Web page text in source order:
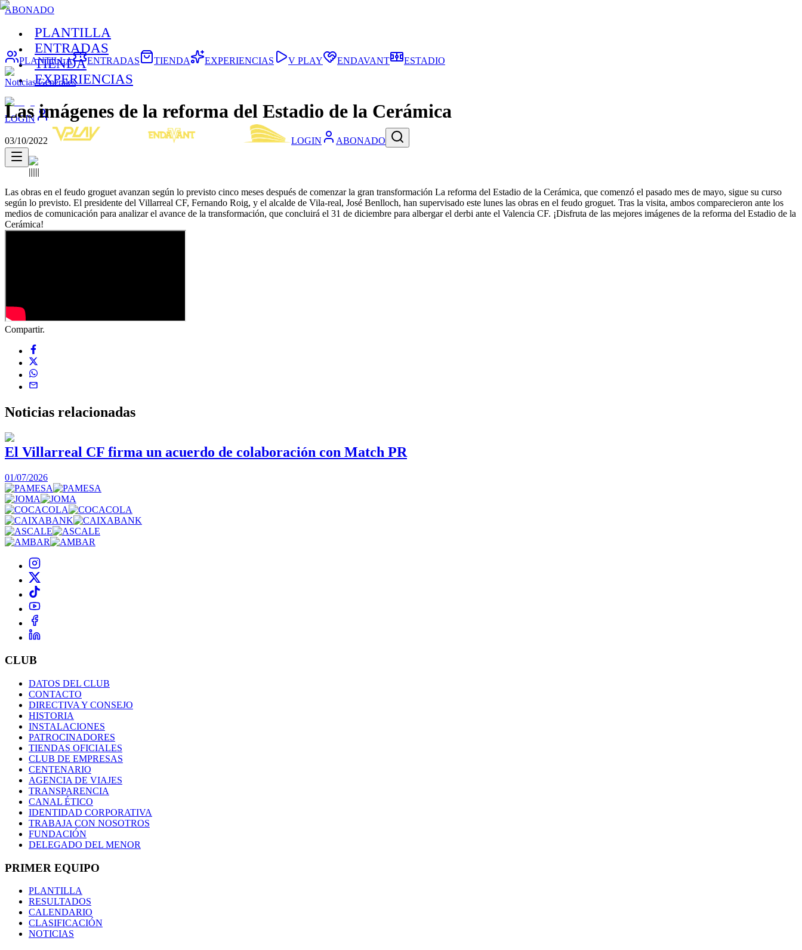
ABONADO
PLANTILLA
ENTRADAS
TIENDA
EXPERIENCIAS
LOGIN
LOGIN ABONADO
PLANTILLA ENTRADAS TIENDA EXPERIENCIAS V PLAY ENDAVANT ESTADIO
Noticias Generales
Las imágenes de la reforma del Estadio de la Cerámica
03/10/2022
||||||
Las obras en el feudo groguet avanzan según lo previsto cinco meses después de comenzar la gran transformación La reforma del Estadio de la Cerámica, que comenzó el pasado mes de mayo, sigue su curso
según lo previsto. El presidente del Villarreal CF, Fernando Roig, y el alcalde de Vila-real, José Benlloch, han supervisado este lunes las obras en el feudo groguet. Tras la visita, ambos comparecieron ante los
medios de comunicación para analizar el avance de la transformación, que concluirá el 31 de diciembre para albergar el derbi ante el Valencia CF. ¡Disfruta de las mejores imágenes de la reforma del Estadio de la
Cerámica!
Compartir.
Noticias relacionadas
El Villarreal CF firma un acuerdo de colaboración con Match PR
01/07/2026
CLUB
DATOS DEL CLUB
CONTACTO
DIRECTIVA Y CONSEJO
HISTORIA
INSTALACIONES
PATROCINADORES
TIENDAS OFICIALES
CLUB DE EMPRESAS
CENTENARIO
AGENCIA DE VIAJES
TRANSPARENCIA
CANAL ÉTICO
IDENTIDAD CORPORATIVA
TRABAJA CON NOSOTROS
FUNDACIÓN
DELEGADO DEL MENOR
PRIMER EQUIPO
PLANTILLA
RESULTADOS
CALENDARIO
CLASIFICACIÓN
NOTICIAS